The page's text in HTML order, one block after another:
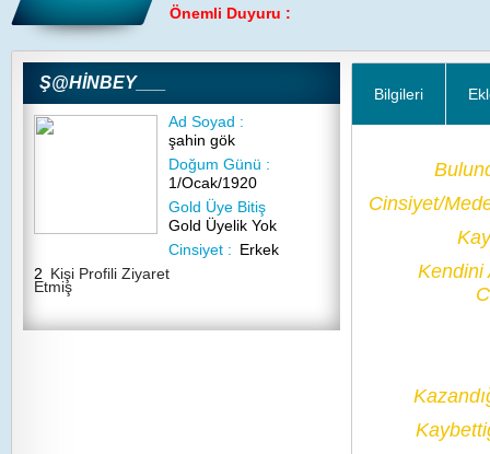
Önemli Duyuru :
Ş@HİNBEY___
Ad Soyad :
şahin gök
Doğum Günü :
1/Ocak/1920
Gold Üye Bitiş
Gold Üyelik Yok
Cinsiyet : Erkek
2 Kişi Profili Ziyaret
Etmiş
Bilgileri
Cinsiyet/
Kendini